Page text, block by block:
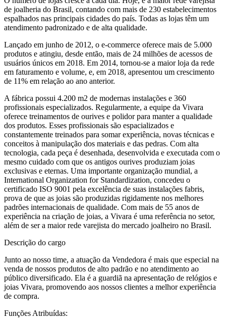
de joalheria do Brasil, contando com mais de 230 estabelecimentos
espalhados nas principais cidades do país. Todas as lojas têm um
atendimento padronizado e de alta qualidade.
Lançado em junho de 2012, o e-commerce oferece mais de 5.000
produtos e atingiu, desde então, mais de 24 milhões de acessos de
usuários únicos em 2018. Em 2014, tornou-se a maior loja da rede
em faturamento e volume, e, em 2018, apresentou um crescimento
de 11% em relação ao ano anterior.
A fábrica possui 4.200 m2 de modernas instalações e 360
profissionais especializados. Regularmente, a equipe da Vivara
oferece treinamentos de ourives e polidor para manter a qualidade
dos produtos. Esses profissionais são espacializados e
constantemente treinados para somar experiência, novas técnicas e
conceitos à manipulação dos materiais e das pedras. Com alta
tecnologia, cada peça é desenhada, desenvolvida e executada com o
mesmo cuidado com que os antigos ourives produziam joias
exclusivas e eternas. Uma importante organização mundial, a
International Organization for Standardization, concedeu o
certificado ISO 9001 pela excelência de suas instalações fabris,
prova de que as joias são produzidas rigidamente nos melhores
padrões internacionais de qualidade. Com mais de 55 anos de
experiência na criação de joias, a Vivara é uma referência no setor,
além de ser a maior rede varejista do mercado joalheiro no Brasil.
Descrição do cargo
Junto ao nosso time, a atuação da Vendedora é mais que especial na
venda de nossos produtos de alto padrão e no atendimento ao
público diversificado. Ela é a guardiã na apresentação de relógios e
joias Vivara, promovendo aos nossos clientes a melhor experiência
de compra.
Funções Atribuídas: